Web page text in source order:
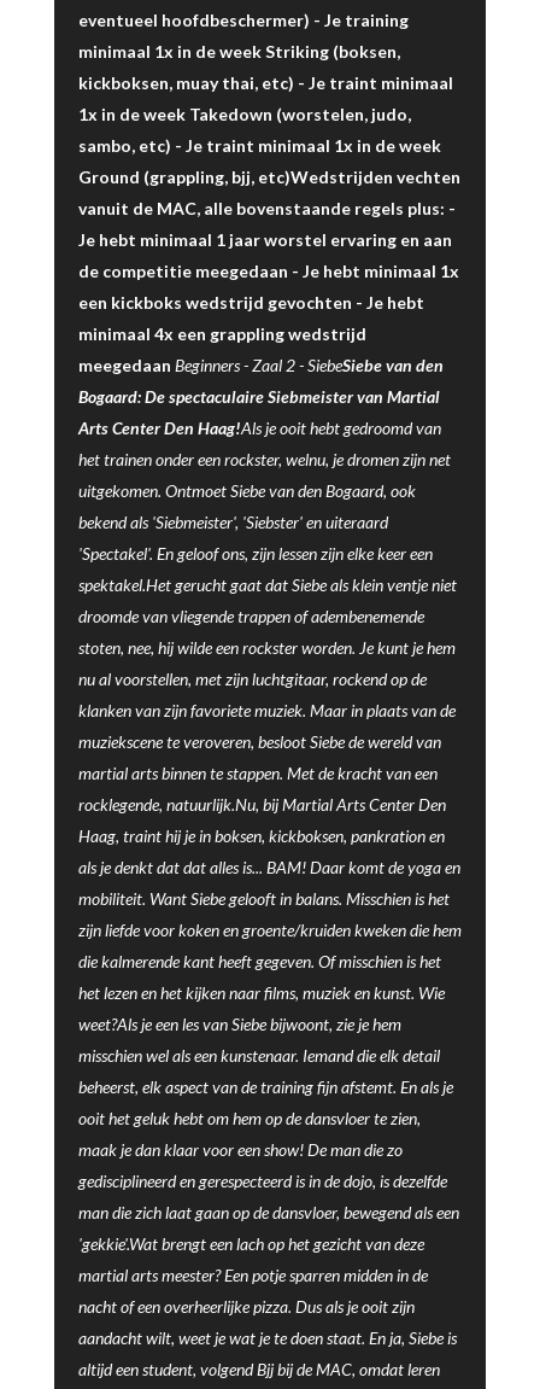
eventueel hoofdbeschermer) - Je training
minimaal 1x in de week Striking (boksen,
kickboksen, muay thai, etc) - Je traint minimaal
1x in de week Takedown (worstelen, judo,
sambo, etc) - Je traint minimaal 1x in de week
Ground (grappling, bjj, etc)Wedstrijden vechten
vanuit de MAC, alle bovenstaande regels plus: -
Je hebt minimaal 1 jaar worstel ervaring en aan
de competitie meegedaan - Je hebt minimaal 1x
een kickboks wedstrijd gevochten - Je hebt
minimaal 4x een grappling wedstrijd
meegedaan Beginners -Zaal 2-SiebeSiebe van den
Bogaard: De spectaculaire Siebmeister van Martial
Arts Center Den Haag!Als je ooit hebt gedroomd van
het trainen onder een rockster, welnu, je dromen zijn net
uitgekomen. Ontmoet Siebe van den Bogaard, ook
bekend als 'Siebmeister', 'Siebster' en uiteraard
'Spectakel'. En geloof ons, zijn lessen zijn elke keer een
spektakel.Het gerucht gaat dat Siebe als klein ventje niet
droomde van vliegende trappen of adembenemende
stoten, nee, hij wilde een rockster worden. Je kunt je hem
nu al voorstellen, met zijn luchtgitaar, rockend op de
klanken van zijn favoriete muziek. Maar in plaats van de
muziekscene te veroveren, besloot Siebe de wereld van
martial arts binnen te stappen. Met de kracht van een
rocklegende, natuurlijk.Nu, bij Martial Arts Center Den
Haag, traint hij je in boksen, kickboksen, pankration en
als je denkt dat dat alles is... BAM! Daar komt de yoga en
mobiliteit. Want Siebe gelooft in balans. Misschien is het
zijn liefde voor koken en groente/kruiden kweken die hem
die kalmerende kant heeft gegeven. Of misschien is het
het lezen en het kijken naar films, muziek en kunst. Wie
weet?Als je een les van Siebe bijwoont, zie je hem
misschien wel als een kunstenaar. Iemand die elk detail
beheerst, elk aspect van de training fijn afstemt. En als je
ooit het geluk hebt om hem op de dansvloer te zien,
maak je dan klaar voor een show! De man die zo
gedisciplineerd en gerespecteerd is in de dojo, is dezelfde
man die zich laat gaan op de dansvloer, bewegend als een
'gekkie'.Wat brengt een lach op het gezicht van deze
martial arts meester? Een potje sparren midden in de
nacht of een overheerlijke pizza. Dus als je ooit zijn
aandacht wilt, weet je wat je te doen staat. En ja, Siebe is
altijd een student, volgend Bjj bij de MAC, omdat leren